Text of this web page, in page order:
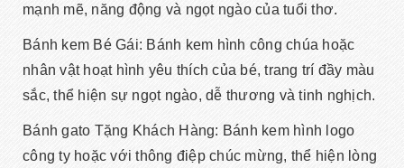
mạnh mẽ, năng động và ngọt ngào của tuổi thơ.
Bánh kem Bé Gái: Bánh kem hình công chúa hoặc
nhân vật hoạt hình yêu thích của bé, trang trí đầy màu
sắc, thể hiện sự ngọt ngào, dễ thương và tinh nghịch.
Bánh gato Tặng Khách Hàng: Bánh kem hình logo
công ty hoặc với thông điệp chúc mừng, thể hiện lòng